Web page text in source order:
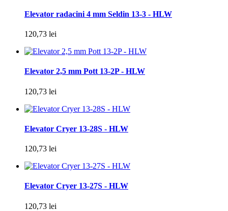
Elevator radacini 4 mm Seldin 13-3 - HLW
120,73 lei
Elevator 2,5 mm Pott 13-2P - HLW
120,73 lei
Elevator Cryer 13-28S - HLW
120,73 lei
Elevator Cryer 13-27S - HLW
120,73 lei